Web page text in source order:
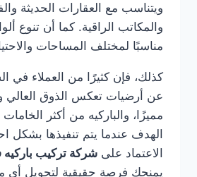
ويتناسب مع العقارات الحديثة
والمكاتب الراقية. كما أن تنوع
مناسبًا لمختلف المساحات
كذلك، فإن كثيرًا من العملاء في
عن أرضيات تعكس الذوق العالي
مميزًا، والباركيه من أكثر
الهدف عندما يتم تنفيذها بشكل
الاعتماد على شركة تركيب باركيه
يمنحك فرصة حقيقية لتحويل أي